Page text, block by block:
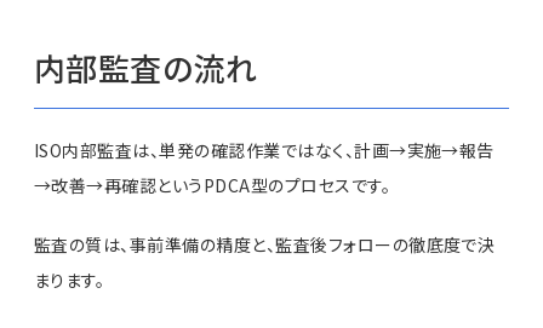
内部監査の流れ
ISO内部監査は、単発の確認作業ではなく、計画→実施→報告
→改善→再確認というPDCA型のプロセスです。
監査の質は、事前準備の精度と、監査後フォローの徹底度で決
まります。